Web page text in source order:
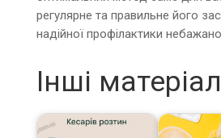
регулярне та правильне його
надійної профілактики
Інші